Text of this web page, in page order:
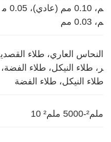
م، 0.10 مم (عادي)، 0.05 م
م، 0.03 مم
النحاس العاري، طلاء القصدي
ر، طلاء النيكل، طلاء الفضة،
طلاء النيكل، طلاء الفضة
10 ملم²-5000 ملم²